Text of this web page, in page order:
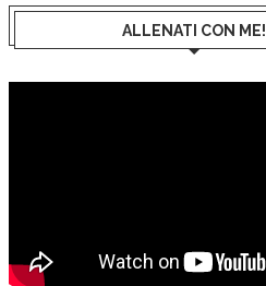
ALLENATI CON ME!